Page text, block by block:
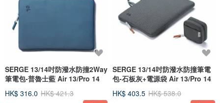
SERGE 13/14吋防潑水防撞2Way
筆電包-普魯士藍 Air 13/Pro 14
HK$ 316.0 HK$ 421.3
SERGE 13/14吋防潑水防撞筆電
包-石板灰+電源袋 Air 13/Pro 14
HK$ 403.5 HK$ 538.0